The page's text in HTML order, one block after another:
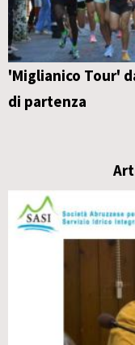
'Miglianico Tour'
di partenza